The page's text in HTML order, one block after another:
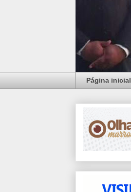
Página inicial